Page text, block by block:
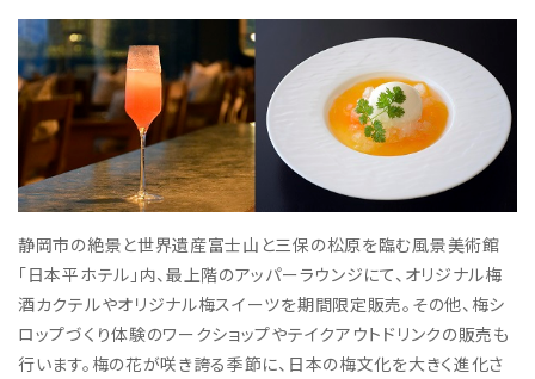
静岡市の絶景と世界遺産富士山と三保の松原を臨む風景美術館
「日本平ホテル」内、最上階のアッパーラウンジにて、オリジナル梅
酒カクテルやオリジナル梅スイーツを期間限定販売。その他、梅シ
ロップづくり体験のワークショップやテイクアウトドリンクの販売も
行います。梅の花が咲き誇る季節に、日本の梅文化を大きく進化さ